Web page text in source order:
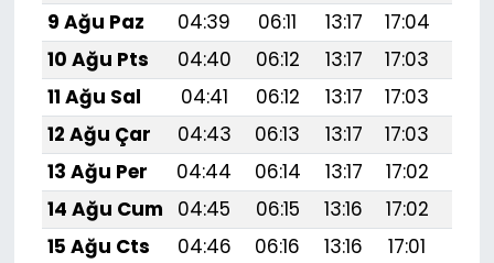
9 Ağu Paz
04:39 06:11 13:17 17:04
10 Ağu Pts
04:40 06:12 13:17 17:03
11 Ağu Sal
04:41 06:12 13:17 17:03
12 Ağu Çar
04:43 06:13 13:17 17:03
13 Ağu Per
04:44 06:14 13:17 17:02
14 Ağu Cum
04:45 06:15 13:16 17:02
15 Ağu Cts
04:46 06:16 13:16 17:01